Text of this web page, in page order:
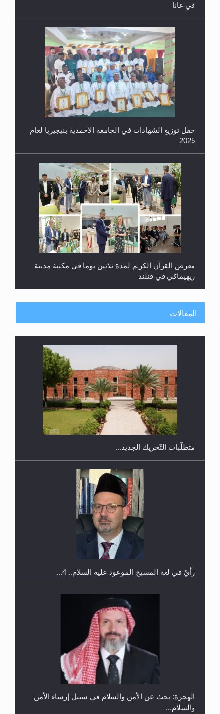
في غانا
حفل توزيع الشهادات في الجامعة الأحمدية بنيجيريا لعام
2025
معرض القرآن الكريم لمدة ثلاثين يوما في مكتبة مدينة
ريهيماكي في فنلند
ندوة حول نظام الوصية في الجماعة الأحمدية في
شيتاغونغ – بنغلاديش
اليوم الوطني الرياضي لمجلس أنصار الله في هولندا
المقالات
متطلَّبات التّحريك الجديد...
رأيٌ في لغة المسيح الموعود عليه السلام.. 4...
الهجرة: بحث عن الأمن والسلام في سبيل إرساء الأمن
والسلام...